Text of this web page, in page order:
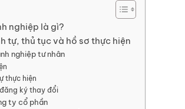
nghiệp là gì?
tự, thủ tục và hồ sơ thực hiện
nghiệp tư nhân
thực hiện
ký thay đổi
ty cổ phần